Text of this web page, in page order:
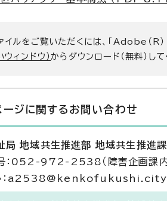
イルをご覧いただくには、「Adobe（R
ウィンドウ）からダウンロード（無料）して
ージに関する お問い合わせ
局 地域共生推進部 地域共生推進
：052-972-2538（障害企画課
：